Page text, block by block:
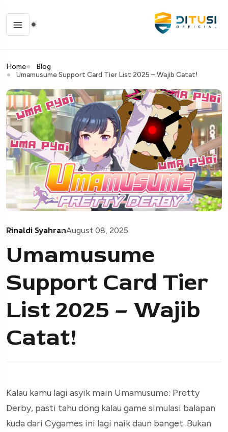
Home
Blog
Umamusume Support Card Tier List 2025 – Wajib Catat!
Rinaldi SyahranAugust 08, 2025
Umamusume
Support Card Tier
List 2025 – Wajib
Catat!
Kalau kamu lagi asyik main Umamusume: Pretty
Derby, pasti tahu dong kalau game simulasi balapan
kuda dari Cygames ini lagi naik daun banget. Bukan